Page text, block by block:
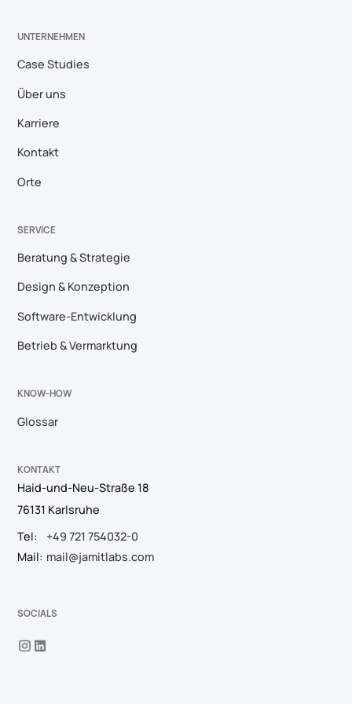
UNTERNEHMEN
Case Studies
Über uns
Karriere
Kontakt
Orte
SERVICE
Beratung & Strategie
Design & Konzeption
Software-Entwicklung
Betrieb & Vermarktung
KNOW-HOW
Glossar
KONTAKT
Haid-und-Neu-Straße 18
76131 Karlsruhe
Tel:
+49 721 754032-0
Mail: mail@jamitlabs.com
SOCIALS